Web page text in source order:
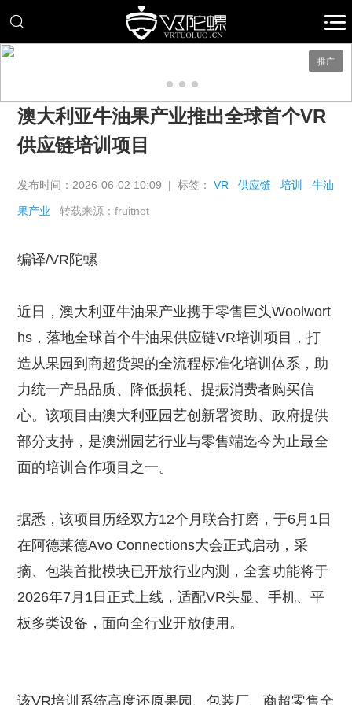
推广
澳大利亚牛油果产业推出全球首个VR
供应链培训项目
发布时间：2026-06-02 10:09 | 标签：VR 供应链 培训 牛油
果产业 转载来源：fruitnet
编译/VR陀螺
近日，澳大利亚牛油果产业携手零售巨头Woolwort
hs，落地全球首个牛油果供应链VR培训项目，打
造从果园到商超货架的全流程标准化培训体系，助
力统一产品品质、降低损耗、提振消费者购买信
心。该项目由澳大利亚园艺创新署资助、政府提供
部分支持，是澳洲园艺行业与零售端迄今为止最全
面的培训合作项目之一。
据悉，该项目历经双方12个月联合打磨，于6月1日
在阿德莱德Avo Connections大会正式启动，采
摘、包装首批模块已开放行业内测，全套功能将于
2026年7月1日正式上线，适配VR头显、手机、平
板多类设备，面向全行业开放使用。
该VR培训系统高度还原果园、包装厂、商超零售全